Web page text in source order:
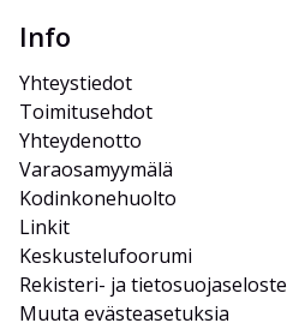
Info
Yhteystiedot
Toimitusehdot
Yhteydenotto
Varaosamyymälä
Kodinkonehuolto
Linkit
Keskustelufoorumi
Rekisteri- ja tietosuojaseloste
Muuta evästeasetuksia